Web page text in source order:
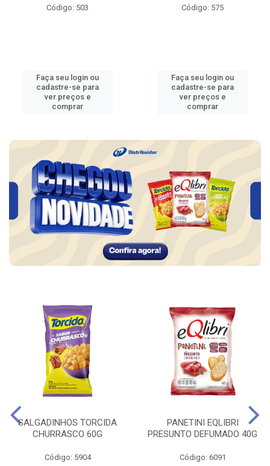
Código: 503
Faça seu login ou
cadastre-se para
ver preços e
comprar
Código: 575
Faça seu login ou
cadastre-se para
ver preços e
comprar
SALGADINHOS TORCIDA
CHURRASCO 60G
Código: 5904
PANETINI EQLIBRI
PRESUNTO DEFUMADO 40G
Código: 6091